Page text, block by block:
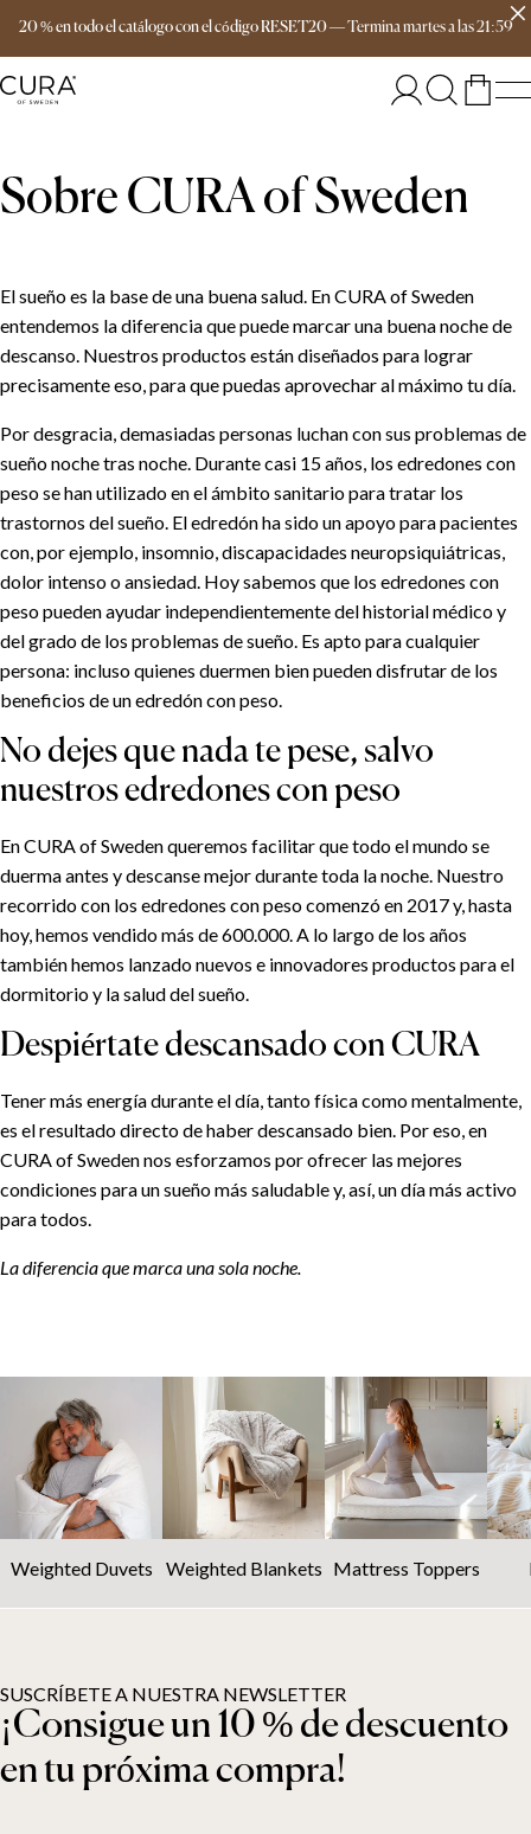
20 % en todo el catálogo con el código RESET20—Terminamartesa las21:59
Envío gratis a partir de 149 €
Sobre CURA of Sweden
El sueño es la base de una buena salud. En CURA of Sweden
entendemos la diferencia que puede marcar una buena noche de
descanso. Nuestros productos están diseñados para lograr
precisamente eso, para que puedas aprovechar al máximo tu día.
Por desgracia, demasiadas personas luchan con sus problemas de
sueño noche tras noche. Durante casi 15 años, los edredones con
peso se han utilizado en el ámbito sanitario para tratar los
trastornos del sueño. El edredón ha sido un apoyo para pacientes
con, por ejemplo, insomnio, discapacidades neuropsiquiátricas,
dolor intenso o ansiedad. Hoy sabemos que los edredones con
peso pueden ayudar independientemente del historial médico y
del grado de los problemas de sueño. Es apto para cualquier
persona: incluso quienes duermen bien pueden disfrutar de los
beneficios de un edredón con peso.
No dejes que nada te pese, salvo
nuestros edredones con peso
En CURA of Sweden queremos facilitar que todo el mundo se
duerma antes y descanse mejor durante toda la noche. Nuestro
recorrido con los edredones con peso comenzó en 2017 y, hasta
hoy, hemos vendido más de 600.000. A lo largo de los años
también hemos lanzado nuevos e innovadores productos para el
dormitorio y la salud del sueño.
Despiértate descansado con CURA
Tener más energía durante el día, tanto física como mentalmente,
es el resultado directo de haber descansado bien. Por eso, en
CURA of Sweden nos esforzamos por ofrecer las mejores
condiciones para un sueño más saludable y, así, un día más activo
para todos.
La diferencia que marca una sola noche.
Weighted Duvets Weighted Blankets Mattress Toppers
SUSCRÍBETE A NUESTRA NEWSLETTER
¡Consigue un 10 % de descuento
en tu próxima compra!